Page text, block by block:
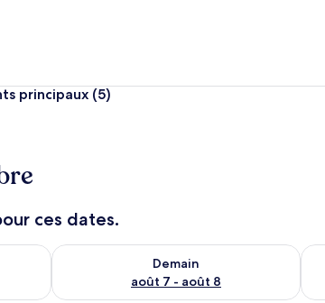
principaux (5)
ces dates.
août 6 - août 7
Demain
août 7 - août 8
Vérifier la disponibilité pour demain août